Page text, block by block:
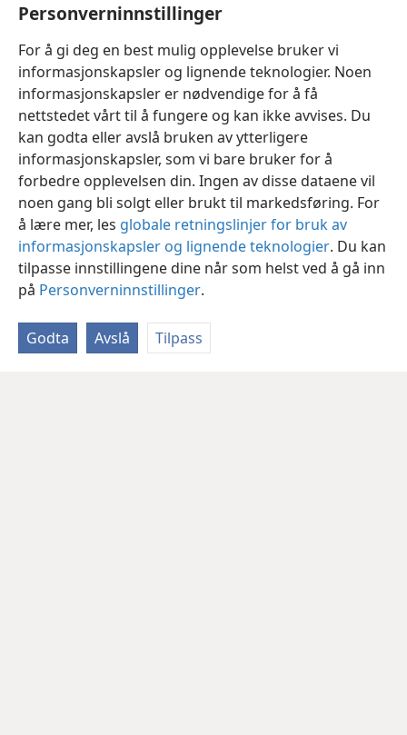
Personverninnstillinger
For å gi deg en best mulig opplevelse bruker vi
informasjonskapsler og lignende teknologier. Noen
informasjonskapsler er nødvendige for å få
nettstedet vårt til å fungere og kan ikke avvises. Du
kan godta eller avslå bruken av ytterligere
informasjonskapsler, som vi bare bruker for å
forbedre opplevelsen din. Ingen av disse dataene vil
noen gang bli solgt eller brukt til markedsføring. For
å lære mer, les globale retningslinjer for bruk av
informasjonskapsler og lignende teknologier. Du kan
tilpasse innstillingene dine når som helst ved å gå inn
på Personverninnstillinger.
Godta Avslå Tilpass
som en upersonlig kraft.»